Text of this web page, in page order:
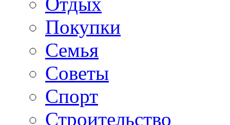
Покупки
Семья
Советы
Спорт
Строительство